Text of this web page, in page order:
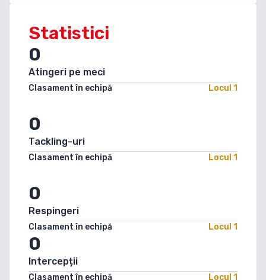
Statistici
0
Atingeri pe meci
Clasament în echipă Locul 1
0
Tackling-uri
Clasament în echipă Locul 1
0
Respingeri
Clasament în echipă Locul 1
0
Intercepții
Clasament în echipă Locul 1